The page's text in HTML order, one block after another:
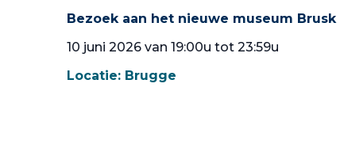
Bezoek aan het nieuwe museum Brusk
10 juni 2026 van 19:00u tot 23:59u
Locatie: Brugge